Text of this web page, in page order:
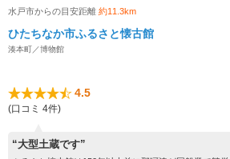
水戸市からの目安距離 約11.3km
ひたちなか市ふるさと懐古館
湊本町／博物館
4.5
(口コミ 4件)
“大型土蔵です”